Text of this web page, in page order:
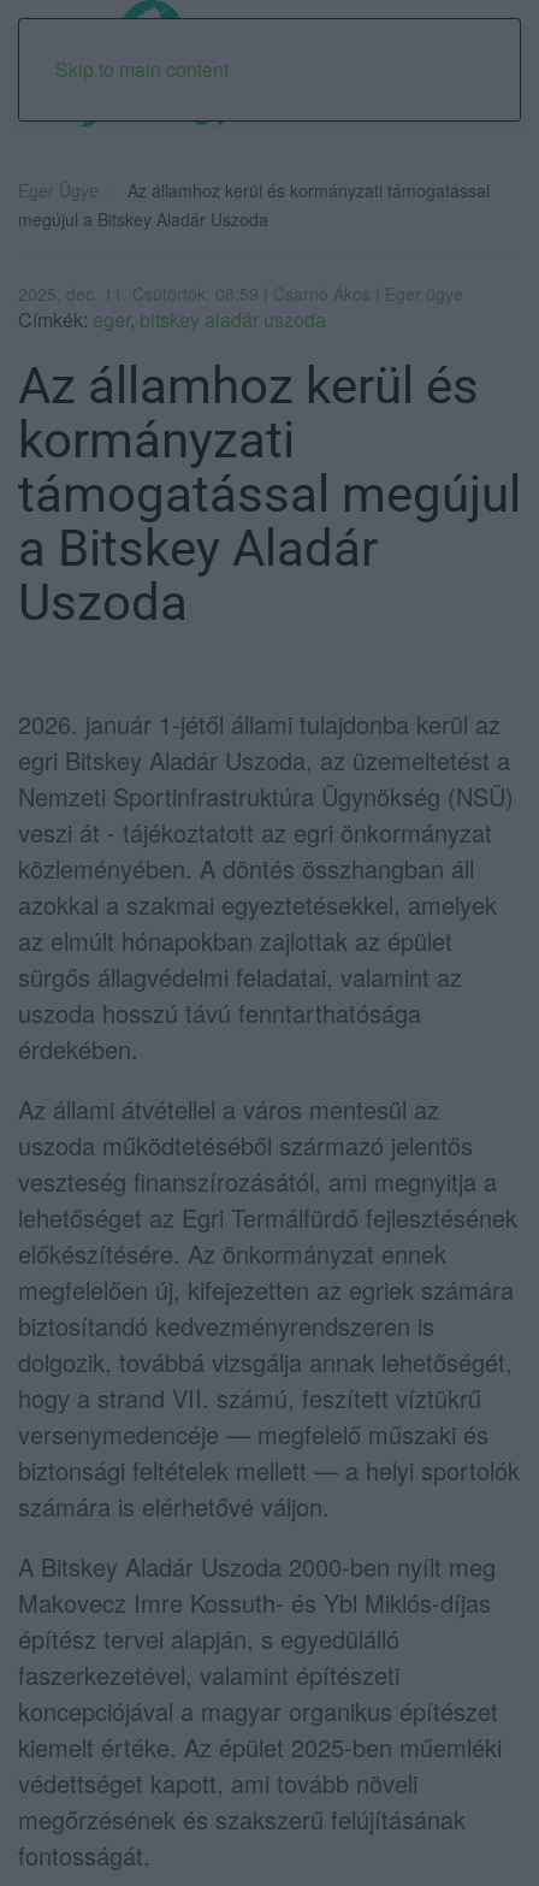
Skip to main content
Eger Ügye
Az államhoz kerül és kormányzati támogatással
megújul a Bitskey Aladár Uszoda
2025. dec. 11. Csütörtök, 08:59 | Csarnó Ákos | Eger ügye
Címkék: eger, bitskey aladár uszoda
Az államhoz kerül és
kormányzati
támogatással megújul
a Bitskey Aladár
Uszoda
2026. január 1-jétől állami tulajdonba kerül az
egri Bitskey Aladár Uszoda, az üzemeltetést a
Nemzeti Sportinfrastruktúra Ügynökség (NSÜ)
veszi át - tájékoztatott az egri önkormányzat
közleményében. A döntés összhangban áll
azokkal a szakmai egyeztetésekkel, amelyek
az elmúlt hónapokban zajlottak az épület
sürgős állagvédelmi feladatai, valamint az
uszoda hosszú távú fenntarthatósága
érdekében.
Az állami átvétellel a város mentesül az
uszoda működtetéséből származó jelentős
veszteség finanszírozásától, ami megnyitja a
lehetőséget az Egri Termálfürdő fejlesztésének
előkészítésére. Az önkormányzat ennek
megfelelően új, kifejezetten az egriek számára
biztosítandó kedvezményrendszeren is
dolgozik, továbbá vizsgálja annak lehetőségét,
hogy a strand VII. számú, feszített víztükrű
versenymedencéje — megfelelő műszaki és
biztonsági feltételek mellett — a helyi sportolók
számára is elérhetővé váljon.
A Bitskey Aladár Uszoda 2000-ben nyílt meg
Makovecz Imre Kossuth- és Ybl Miklós-díjas
építész tervei alapján, s egyedülálló
faszerkezetével, valamint építészeti
koncepciójával a magyar organikus építészet
kiemelt értéke. Az épület 2025-ben műemléki
védettséget kapott, ami tovább növeli
megőrzésének és szakszerű felújításának
fontosságát.